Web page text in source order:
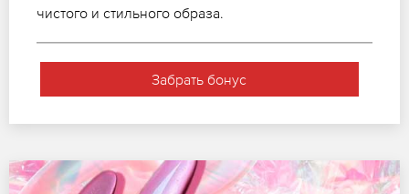
чистого и стильного образа.
Забрать бонус